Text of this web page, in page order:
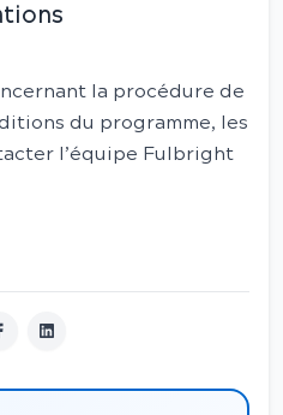
la procédure de
du programme, les
l’équipe Fulbright